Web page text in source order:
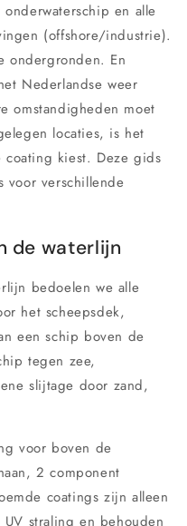
en alle
(offshore/industrie).
ondergronden. En
Nederlandse weer
omstandigheden moet
locaties, is het
kiest. Deze gids
voor verschillende
de waterlijn
bedoelen we alle
het scheepsdek,
een schip boven de
tegen zee,
slijtage door zand,
voor boven de
2 component
coatings zijn alleen
straling en behouden